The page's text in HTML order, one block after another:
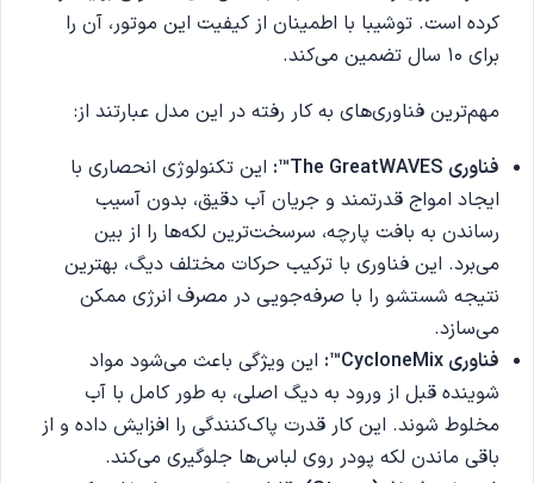
کرده است. توشیبا با اطمینان از کیفیت این موتور، آن را
برای ۱۰ سال تضمین می‌کند.
مهم‌ترین فناوری‌های به کار رفته در این مدل عبارتند از:
فناوری The GreatWAVES™:
این تکنولوژی انحصاری با
ایجاد امواج قدرتمند و جریان آب دقیق، بدون آسیب
رساندن به بافت پارچه، سرسخت‌ترین لکه‌ها را از بین
می‌برد. این فناوری با ترکیب حرکات مختلف دیگ، بهترین
نتیجه شستشو را با صرفه‌جویی در مصرف انرژی ممکن
می‌سازد.
فناوری CycloneMix™:
این ویژگی باعث می‌شود مواد
شوینده قبل از ورود به دیگ اصلی، به طور کامل با آب
مخلوط شوند. این کار قدرت پاک‌کنندگی را افزایش داده و از
باقی ماندن لکه پودر روی لباس‌ها جلوگیری می‌کند.